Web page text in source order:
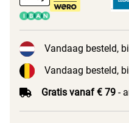
Vandaag besteld,
Vandaag besteld,
Gratis vanaf € 79 -